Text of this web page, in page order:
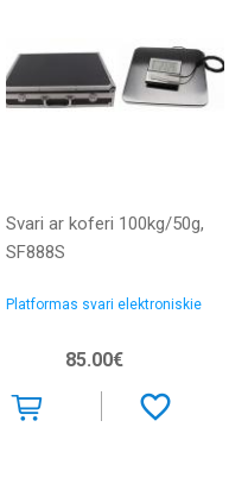
Svari ar koferi 100kg/50g,
SF888S
Platformas svari elektroniskie
85.00€